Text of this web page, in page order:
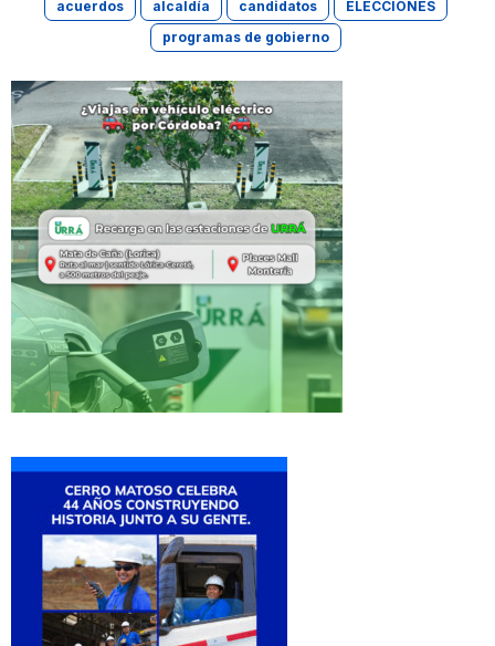
acuerdos alcaldía candidatos
ELECCIONES
programas de gobierno